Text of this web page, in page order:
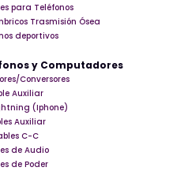
para Teléfonos
Trasmisión Ósea
deportivos
y Computadores
Conversores
Auxiliar
(Iphone)
Auxiliar
C-C
de Audio
de Poder